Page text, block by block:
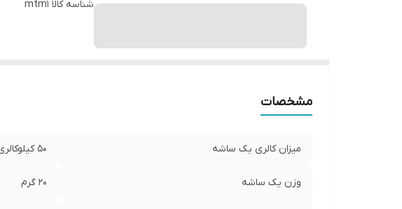
شناسه کالا mtm1
مشخصات
میزان کالری یک ساشه 50 کیلوکالری
وزن یک ساشه 20 گرم